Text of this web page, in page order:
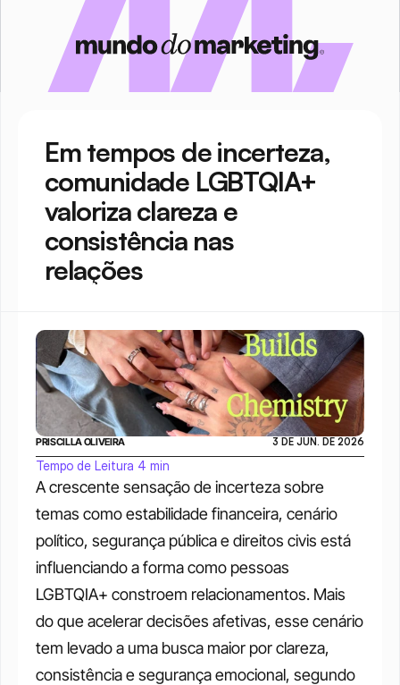
Em tempos de incerteza,
comunidade LGBTQIA+
valoriza clareza e
consistência nas
relações
A crescente sensação de incerteza sobre
temas como estabilidade financeira, cenário
político, segurança pública e direitos civis está
influenciando a forma como pessoas
LGBTQIA+ constroem relacionamentos. Mais
do que acelerar decisões afetivas, esse cenário
tem levado a uma busca maior por clareza,
consistência e segurança emocional, segundo
PRISCILLA OLIVEIRA 3 DE JUN. DE 2026
Tempo de Leitura 4 min